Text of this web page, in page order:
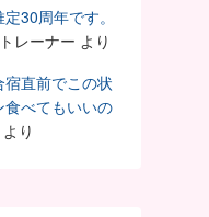
30周年です。
レーナー より
宿直前でこの状
べてもいいの
より